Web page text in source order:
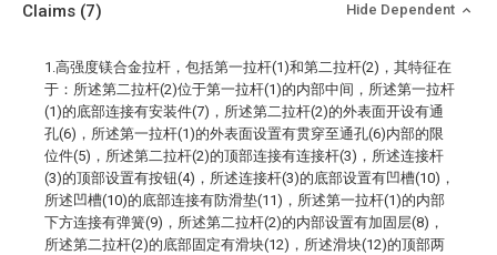
Claims (7) Hide Dependent
1.高强度镁合金拉杆，包括第一拉杆(1)和第二拉杆(2)，其特征在
于：所述第二拉杆(2)位于第一拉杆(1)的内部中间，所述第一拉杆
(1)的底部连接有安装件(7)，所述第二拉杆(2)的外表面开设有通
孔(6)，所述第一拉杆(1)的外表面设置有贯穿至通孔(6)内部的限
位件(5)，所述第二拉杆(2)的顶部连接有连接杆(3)，所述连接杆
(3)的顶部设置有按钮(4)，所述连接杆(3)的底部设置有凹槽(10)，
所述凹槽(10)的底部连接有防滑垫(11)，所述第一拉杆(1)的内部
下方连接有弹簧(9)，所述第二拉杆(2)的内部设置有加固层(8)，
所述第二拉杆(2)的底部固定有滑块(12)，所述滑块(12)的顶部两